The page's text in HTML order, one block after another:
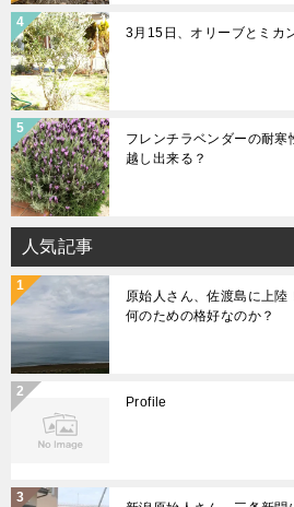
3月15日、オリーブとミカ
フレンチラベンダーの耐
越し出来る？
人気記事
原始人さん、佐渡島に上陸
何のための格好なのか？
Profile